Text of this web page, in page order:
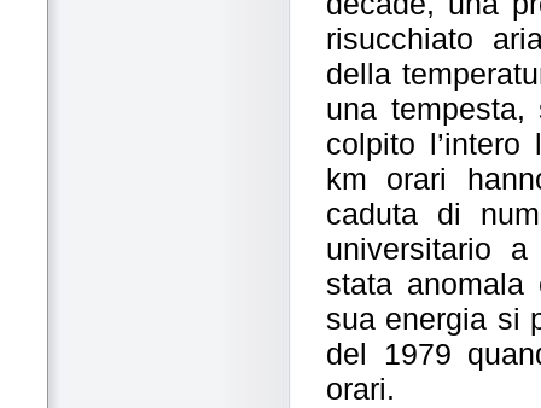
risucchiato
della
una tempesta,
colpito
km orari
caduta di
universitario
stata
sua energia si
del 1979
orari.